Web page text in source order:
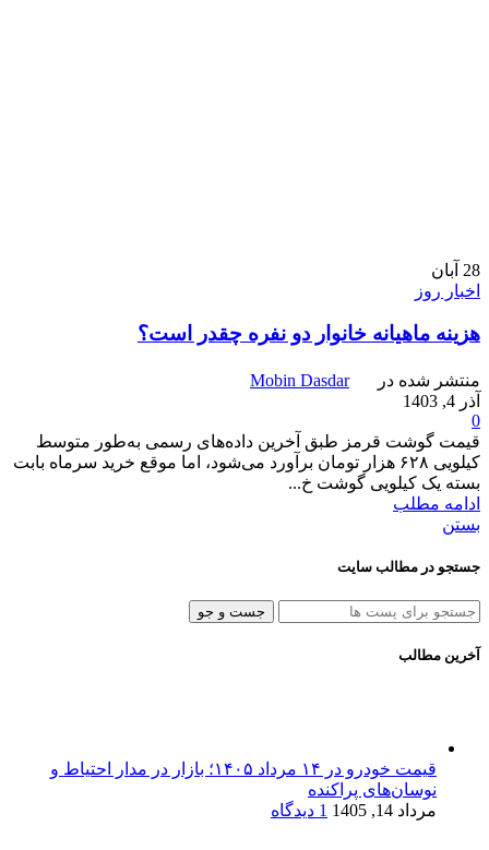
28 آبان
اخبار روز
هزینه ماهیانه خانوار دو نفره چقدر است؟
منتشر شده در
Mobin Dasdar
آذر 4, 1403
0
قیمت گوشت قرمز طبق آخرین داده‌های رسمی به‌طور متوسط
کیلویی ۶۲۸ هزار تومان برآورد می‌شود، اما موقع خرید سرماه بابت
بسته یک کیلویی گوشت خ...
ادامه مطلب
بستن
جستجو در مطالب سایت
جست و جو
آخرین مطالب
قیمت خودرو در ۱۴ مرداد ۱۴۰۵؛ بازار در مدار احتیاط و
نوسان‌های پراکنده
مرداد 14, 1405
1 دیدگاه